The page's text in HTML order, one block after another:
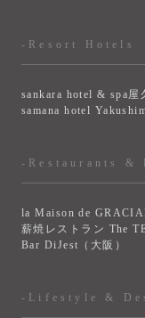
-Resort Hotels
sankara hotel & spa屋
samana hotel
-Restaurants &
la Maison de
薪焼レストラン The
Bar DiJest（大阪）
-Lifestyle &